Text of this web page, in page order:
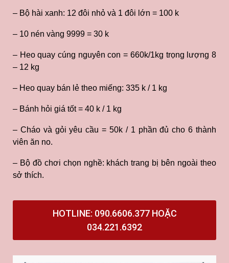
– Bộ hài xanh: 12 đôi nhỏ và 1 đôi lớn = 100 k
– 10 nén vàng 9999 = 30 k
– Heo quay cúng nguyên con = 660k/1kg trọng lượng 8
– 12 kg
– Heo quay bán lẻ theo miếng: 335 k / 1 kg
– Bánh hỏi giá tốt = 40 k / 1 kg
– Cháo và gỏi yêu cầu = 50k / 1 phần đủ cho 6 thành
viên ăn no.
– Bộ đồ chơi chọn nghề: khách trang bị bên ngoài theo
sở thích.
HOTLINE: 090.6606.377 HOẶC
034.221.6392